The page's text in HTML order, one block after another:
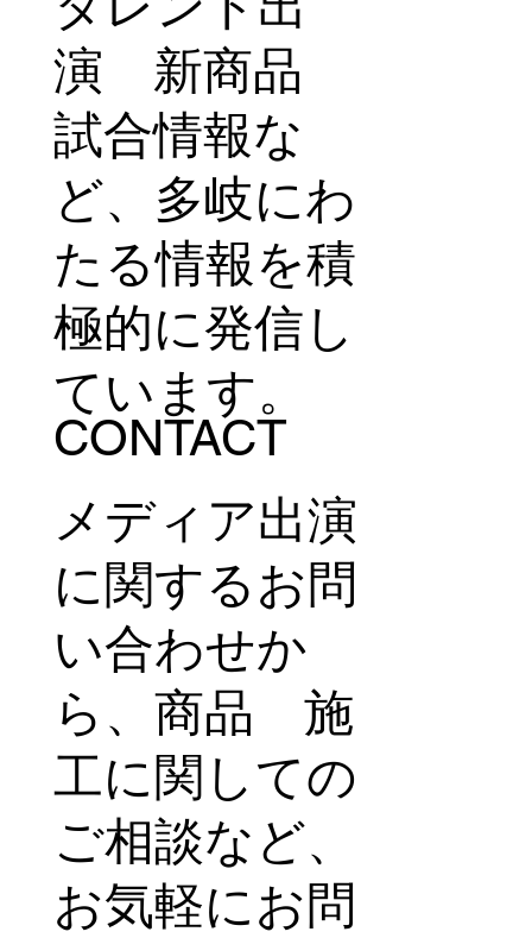
演 新商品
試合情報な
ど、多岐にわ
たる情報を積
極的に発信し
ています。
CONTACT
メディア出演
に関するお問
い合わせか
ら、商品 施
工に関しての
ご相談など、
お気軽にお問